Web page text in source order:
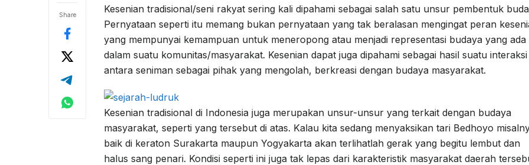
Share
Kesenian tradisional/seni rakyat sering kali dipahami sebagai salah satu unsur pembentuk
Pernyataan seperti itu memang bukan pernyataan yang tak beralasan mengingat peran
yang mempunyai kemampuan untuk meneropong atau menjadi representasi budaya yang ada
dalam suatu komunitas/masyarakat. Kesenian dapat juga dipahami sebagai hasil suatu interaksi
antara seniman sebagai pihak yang mengolah, berkreasi dengan budaya masyarakat.
Kesenian tradisional di Indonesia juga merupakan unsur-unsur yang terkait dengan budaya
masyarakat, seperti yang tersebut di atas. Kalau kita sedang menyaksikan tari Bedhoyo
baik di keraton Surakarta maupun Yogyakarta akan terlihatlah gerak yang begitu lembut dan
halus sang penari. Kondisi seperti ini juga tak lepas dari karakteristik masyarakat daerah